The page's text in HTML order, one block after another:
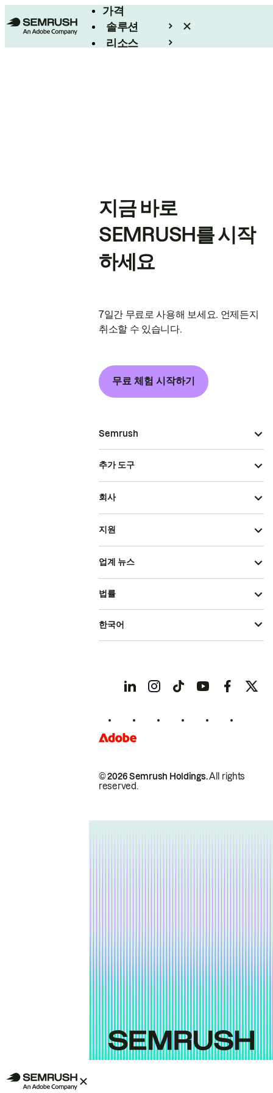
가격
솔루션
리소스
지금 바로
SEMRUSH를 시작
하세요
7일간 무료로 사용해 보세요. 언제든지
취소할 수 있습니다.
무료 체험 시작하기
Semrush
추가 도구
회사
지원
업계 뉴스
© 2026 Semrush Holdings.All rights
reserved.
법률
한국어